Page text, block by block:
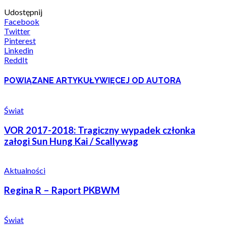
Udostępnij
Facebook
Twitter
Pinterest
Linkedin
ReddIt
POWIĄZANE ARTYKUŁYWIĘCEJ OD AUTORA
Świat
VOR 2017-2018: Tragiczny wypadek członka
załogi Sun Hung Kai / Scallywag
Aktualności
Regina R – Raport PKBWM
Świat